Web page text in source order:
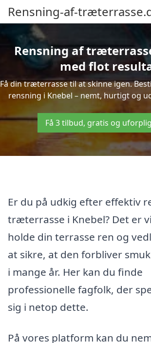
Rensning-af-
Rensning af
med flot
Få din træterrasse til at skinne igen.
rensning i Knebel – nemt, hurtigt og
Få 3 tilbud, gratis og
Er du på udkig efter effektiv
træterrasse i Knebel? Det er
holde din terrasse ren og
at sikre, at den forbliver
i mange år. Her kan du finde
professionelle fagfolk, der
sig i netop dette.
På vores platform kan du